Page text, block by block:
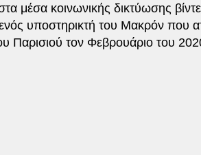
μέσα κοινωνικής δικτύωσης
υποστηρικτή του Μακρόν που
Παρισιού τον Φεβρουάριο του